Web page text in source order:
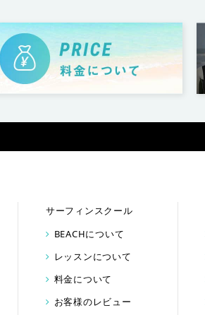
サーフィンスクール
BEACHについて
レッスンについて
料金について
お客様のレビュー